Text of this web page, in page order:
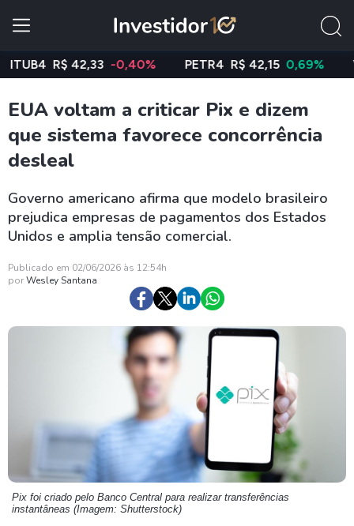
R$ 42,33 -0,40% PETR4 R$ 42,15 0,69%
EUA voltam a criticar Pix e dizem
que sistema favorece concorrência
desleal
Governo americano afirma que modelo brasileiro
prejudica empresas de pagamentos dos Estados
Unidos e amplia tensão comercial.
Publicado em 02/06/2026 às 12:54h
porWesley Santana
Pix foi criado pelo Banco Central para realizar transferências
instantâneas (Imagem: Shutterstock)